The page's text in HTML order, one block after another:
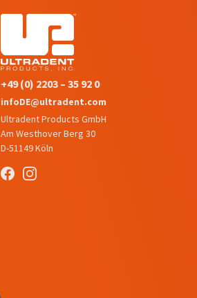
+49 (0) 2203 – 35 92 0
infoDE@ultradent.com
Ultradent Products GmbH
Am Westhover Berg 30
D-51149 Köln